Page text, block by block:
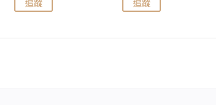
追蹤 追蹤